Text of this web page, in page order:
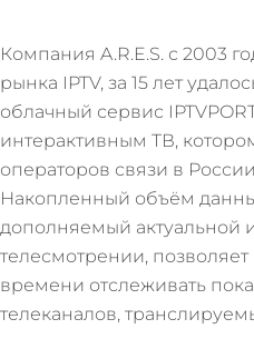
Компания A.R.E.S. с 2003
рынка IPTV, за 15 лет
облачный сервис
интерактивным ТВ,
операторов связи в
Накопленный объём
дополняемый актуальной
телесмотрении,
времени отслеживать
телеканалов,